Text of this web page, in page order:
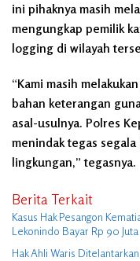
ini pihaknya masih
mengungkap pemilik
logging di wilayah
“Kami masih
bahan keterangan
asal-usulnya. Polres
menindak tegas
lingkungan,” tegasnya.
Berita Terkait
Kasus Hak Pesangon
Lekonindo Bayar Rp 90 Juta
Hak Ahli Waris